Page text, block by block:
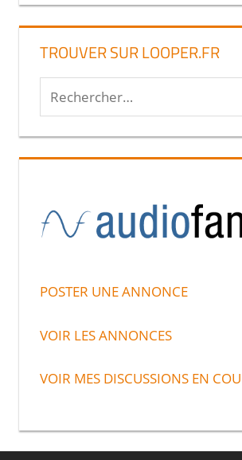
TROUVER SUR LOOPER.FR
Recherche
pour :
POSTER UNE ANNONCE
VOIR LES ANNONCES
VOIR MES DISCUSSIONS EN